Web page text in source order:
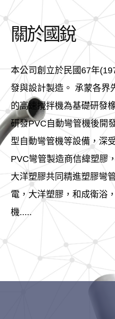
關於國銳
本公司創立於民國67年
發與設計製造。 承蒙各界
的高速攪拌機為基礎研發
研發PVC自動彎管機後開
型自動彎管機等設備，深
PVC彎管製造商信緯塑膠
大洋塑膠共同精進塑膠彎
電，大洋塑膠，和成衛浴
機.....